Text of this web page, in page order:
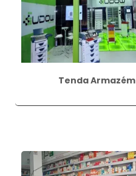
Tenda Armazém